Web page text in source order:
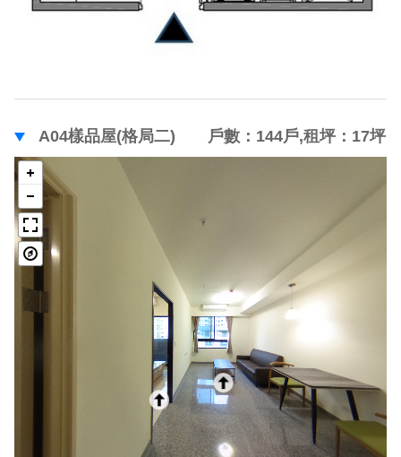
A04樣品屋(格局二) 戶數：144戶,租坪：17坪